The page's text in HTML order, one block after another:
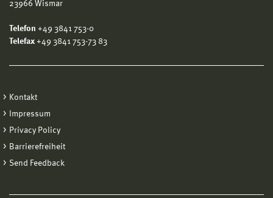
23966 Wismar
Telefon +49 3841 753-0
Telefax +49 3841 753-73 83
Kontakt
Impressum
Privacy Policy
Barrierefreiheit
Send Feedback